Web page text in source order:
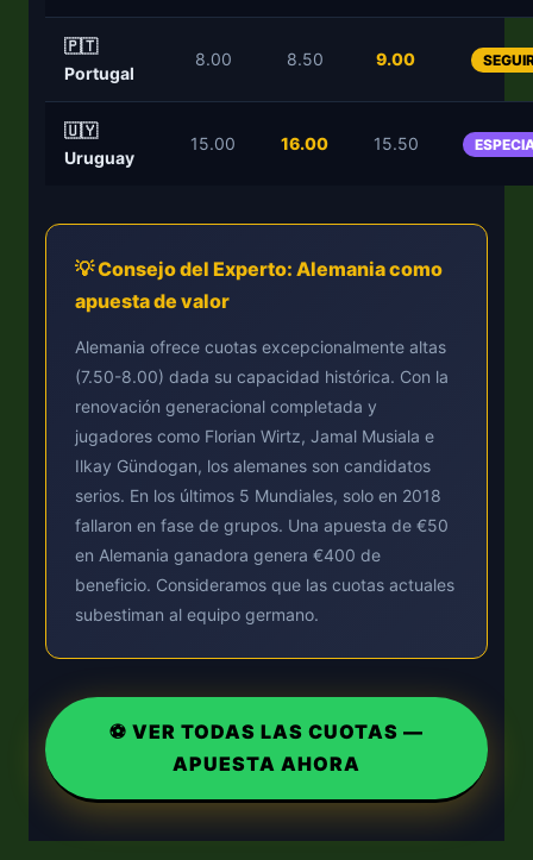
🇵🇹
Portugal
8.00 8.50 9.00
🇺🇾
Uruguay
15.00 16.00 15.50
💡 Consejo del Experto: Alemania como
apuesta de valor
Alemania ofrece cuotas excepcionalmente altas
(7.50-8.00) dada su capacidad histórica. Con la
renovación generacional completada y
jugadores como Florian Wirtz, Jamal Musiala e
Ilkay Gündogan, los alemanes son candidatos
serios. En los últimos 5 Mundiales, solo en 2018
fallaron en fase de grupos. Una apuesta de €50
en Alemania ganadora genera €400 de
beneficio. Consideramos que las cuotas actuales
subestiman al equipo germano.
⚽ VER TODAS LAS CUOTAS —
APUESTA AHORA